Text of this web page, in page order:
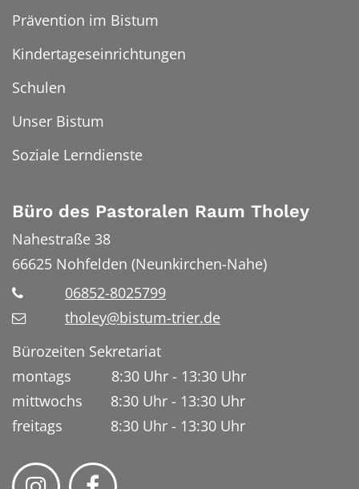
Prävention im Bistum
Kindertageseinrichtungen
Schulen
Unser Bistum
Soziale Lerndienste
Büro des Pastoralen Raum Tholey
Nahestraße 38
66625 Nohfelden (Neunkirchen-Nahe)
06852-8025799
tholey@bistum-trier.de
Bürozeiten Sekretariat
montags 8:30 Uhr - 13:30 Uhr
mittwochs 8:30 Uhr - 13:30 Uhr
freitags 8:30 Uhr - 13:30 Uhr